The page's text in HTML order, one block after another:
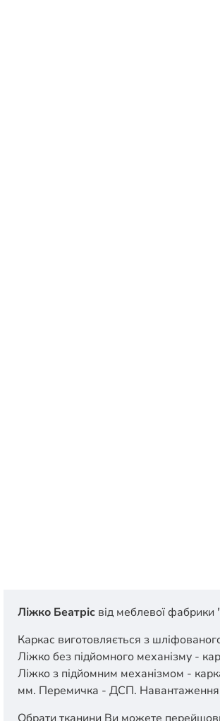
Ліжко Беатріс від меблевої
Каркас виготовляється з
Ліжко без підйомного механізму -
Ліжко з підйомним механізмом -
мм. Перемичка - ДСП. Навантаження